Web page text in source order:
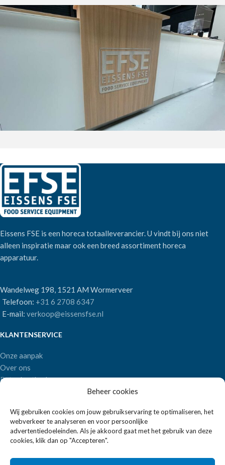
Beheer cookies
Wij gebruiken cookies om jouw gebruikservaring te optimaliseren, het
webverkeer te analyseren en voor persoonlijke
advertentiedoeleinden. Als je akkoord gaat met het gebruik van deze
cookies, klik dan op "Accepteren".
Eissens FSE is een horeca totaalleverancier. U vindt bij ons niet
alleen inspiratie maar ook een breed assortiment horeca
apparatuur.
Wandelweg 198, 1521 AM Wormerveer
Telefoon: +31 6 2708 6347
E-mail: verkoop@eissensfse.nl
KLANTENSERVICE
Onze aanpak
Over ons
Betaalmethoden
POPULAIRE MERKEN
APS Germany
Bartscher